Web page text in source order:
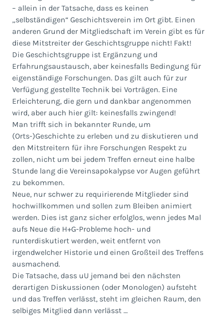
– allein in der Tatsache, dass es keinen
„selbständigen“ Geschichtsverein im Ort gibt. Einen
anderen Grund der Mitgliedschaft im Verein gibt es für
diese Mitstreiter der Geschichtsgruppe nicht! Fakt!
Die Geschichtsgruppe ist Ergänzung und
Erfahrungsaustausch, aber keinesfalls Bedingung für
eigenständige Forschungen. Das gilt auch für zur
Verfügung gestellte Technik bei Vorträgen. Eine
Erleichterung, die gern und dankbar angenommen
wird, aber auch hier gilt: keinesfalls zwingend!
Man trifft sich in bekannter Runde, um
(Orts-)Geschichte zu erleben und zu diskutieren und
den Mitstreitern für ihre Forschungen Respekt zu
zollen, nicht um bei jedem Treffen erneut eine halbe
Stunde lang die Vereinsapokalypse vor Augen geführt
zu bekommen.
Neue, nur schwer zu requirierende Mitglieder sind
hochwillkommen und sollen zum Bleiben animiert
werden. Dies ist ganz sicher erfolglos, wenn jedes Mal
aufs Neue die H+G-Probleme hoch- und
runterdiskutiert werden, weit entfernt von
irgendwelcher Historie und einen Großteil des Treffens
ausmachend.
Die Tatsache, dass uU jemand bei den nächsten
derartigen Diskussionen (oder Monologen) aufsteht
und das Treffen verlässt, steht im gleichen Raum, den
selbiges Mitglied dann verlässt …